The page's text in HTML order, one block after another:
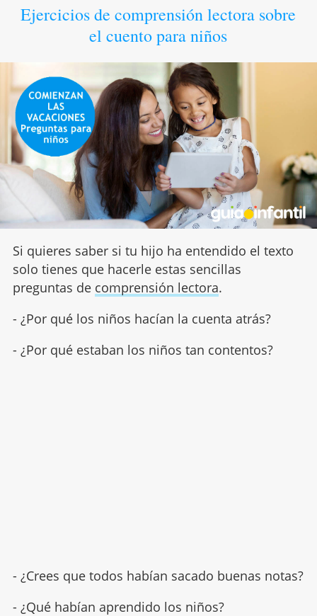
Ejercicios de comprensión lectora sobre
el cuento para niños
Si quieres saber si tu hijo ha entendido el texto
solo tienes que hacerle estas sencillas
preguntas de comprensión lectora.
- ¿Por qué los niños hacían la cuenta atrás?
- ¿Por qué estaban los niños tan contentos?
- ¿Crees que todos habían sacado buenas notas?
- ¿Qué habían aprendido los niños?